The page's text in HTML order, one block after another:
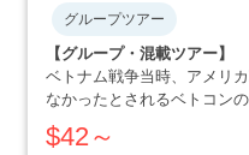
グループツアー
【グループ・混載ツアー】
ベトナム戦争当時、アメリ
なかったとされるベトコン
す。小柄な体格を活かした
いやったベトナム人の作戦
$42～